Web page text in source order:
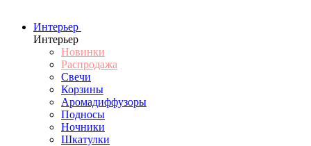
Интерьер
Интерьер
Новинки
Распродажа
Свечи
Корзины
Аромадиффузоры
Подносы
Ночники
Шкатулки